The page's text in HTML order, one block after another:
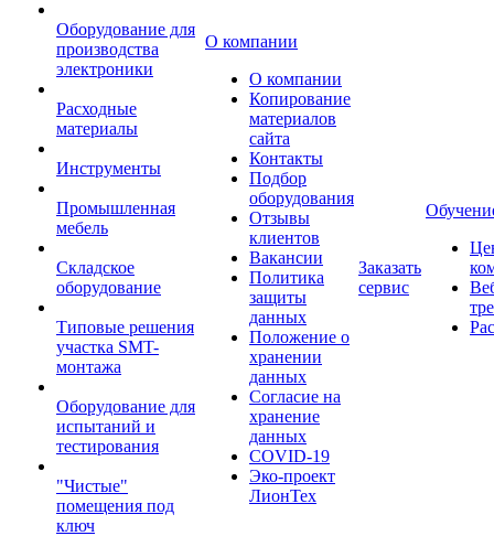
Оборудование для
производства
электроники
Расходные
материалы
Инструменты
Промышленная
мебель
Складское
оборудование
Типовые решения
участка SMT-
монтажа
Оборудование для
испытаний и
тестирования
"Чистые"
помещения под
ключ
О компании
О компании
Копирование
материалов
сайта
Контакты
Подбор
оборудования
Отзывы
клиентов
Вакансии
Политика
защиты
данных
Положение о
хранении
данных
Согласие на
хранение
данных
COVID-19
Эко-проект
ЛионТех
Заказать
сервис